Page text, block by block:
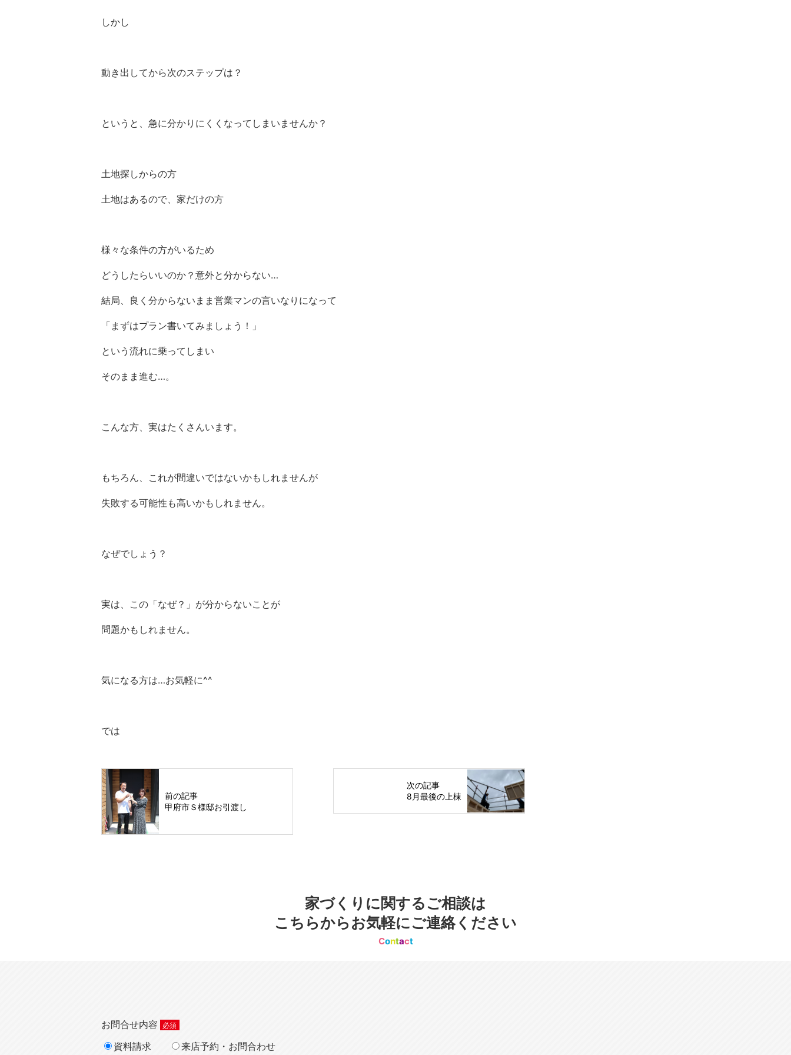
しかし
動き出してから次のステップは？
というと、急に分かりにくくなってしまいませんか？
土地探しからの方
土地はあるので、家だけの方
様々な条件の方がいるため
どうしたらいいのか？意外と分からない…
結局、良く分からないまま営業マンの言いなりになって
「まずはプラン書いてみましょう！」
という流れに乗ってしまい
そのまま進む…。
こんな方、実はたくさんいます。
もちろん、これが間違いではないかもしれませんが
失敗する可能性も高いかもしれません。
なぜでしょう？
実は、この「なぜ？」が分からないことが
問題かもしれません。
気になる方は…お気軽に^^
では
前の記事
甲府市Ｓ様邸お引渡し
次の記事
8月最後の上棟
家づくりに関するご相談は
こちらからお気軽にご連絡ください
Contact
お問合せ内容
資料請求
来店予約・お問合わせ